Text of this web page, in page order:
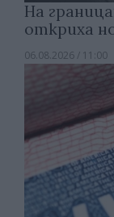
На
откриха
06.08.2026 / 11:00